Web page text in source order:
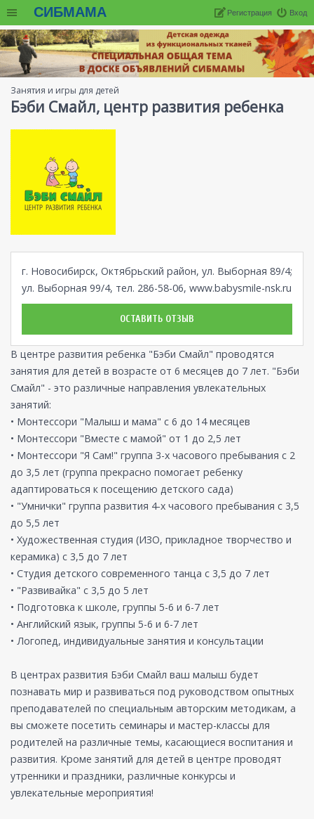
СИБМАМА Вход
Регистрация
Занятия и игры для детей
Бэби Смайл, центр развития ребенка
г. Новосибирск, Октябрьский район, ул. Выборная 89/4;
ул. Выборная 99/4, тел. 286-58-06, www.babysmile-nsk.ru
ОСТАВИТЬ ОТЗЫВ
В центре развития ребенка "Бэби Смайл" проводятся
занятия для детей в возрасте от 6 месяцев до 7 лет. "Бэби
Смайл" - это различные направления увлекательных
занятий:
• Монтессори "Малыш и мама" с 6 до 14 месяцев
• Монтессори "Вместе с мамой" от 1 до 2,5 лет
• Монтессори "Я Сам!" группа 3-х часового пребывания с 2
до 3,5 лет (группа прекрасно помогает ребенку
адаптироваться к посещению детского сада)
• "Умнички" группа развития 4-х часового пребывания с 3,5
до 5,5 лет
• Художественная студия (ИЗО, прикладное творчество и
керамика) с 3,5 до 7 лет
• Студия детского современного танца с 3,5 до 7 лет
• "Развивайка" с 3,5 до 5 лет
• Подготовка к школе, группы 5-6 и 6-7 лет
• Английский язык, группы 5-6 и 6-7 лет
• Логопед, индивидуальные занятия и консультации
В центрах развития Бэби Смайл ваш малыш будет
познавать мир и развиваться под руководством опытных
преподавателей по специальным авторским методикам, а
вы сможете посетить семинары и мастер-классы для
родителей на различные темы, касающиеся воспитания и
развития. Кроме занятий для детей в центре проводят
утренники и праздники, различные конкурсы и
увлекательные мероприятия!